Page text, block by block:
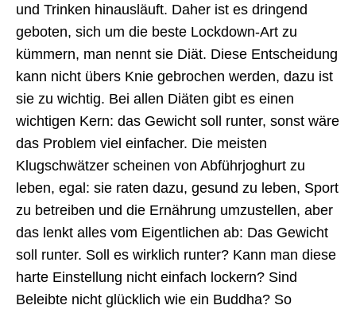
und Trinken hinausläuft. Daher ist es dringend
geboten, sich um die beste Lockdown-Art zu
kümmern, man nennt sie Diät. Diese Entscheidung
kann nicht übers Knie gebrochen werden, dazu ist
sie zu wichtig. Bei allen Diäten gibt es einen
wichtigen Kern: das Gewicht soll runter, sonst wäre
das Problem viel einfacher. Die meisten
Klugschwätzer scheinen von Abführjoghurt zu
leben, egal: sie raten dazu, gesund zu leben, Sport
zu betreiben und die Ernährung umzustellen, aber
das lenkt alles vom Eigentlichen ab: Das Gewicht
soll runter. Soll es wirklich runter? Kann man diese
harte Einstellung nicht einfach lockern? Sind
Beleibte nicht glücklich wie ein Buddha? So